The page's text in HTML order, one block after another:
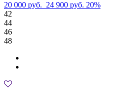
20 000 руб. 24 900 руб. 20%
42
44
46
48